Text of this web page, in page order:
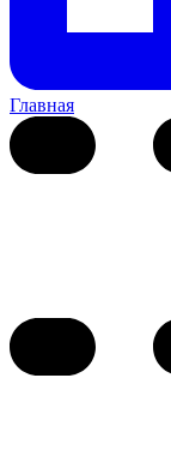
Главная